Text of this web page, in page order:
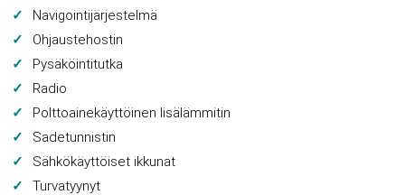
Navigointijärjestelmä
Ohjaustehostin
Pysäköintitutka
Radio
Polttoainekäyttöinen lisälämmitin
Sadetunnistin
Sähkökäyttöiset ikkunat
Turvatyynyt